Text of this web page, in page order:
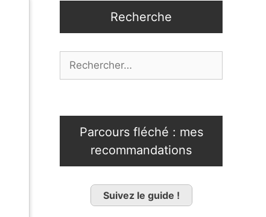
Recherche
Parcours fléché : mes
recommandations
Suivez le guide !